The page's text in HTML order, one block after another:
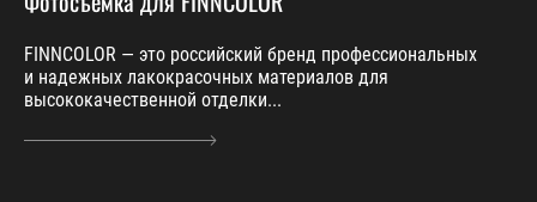
FINNCOLOR — это российский бренд профессиональных
и надежных лакокрасочных материалов для
высококачественной отделки...